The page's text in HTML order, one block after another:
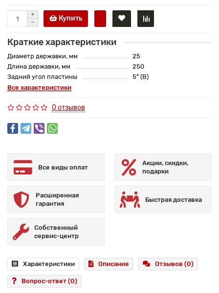
Купить
Краткие характеристики
Диаметр державки, мм
25
Длина державки, мм
250
Задний угол пластины
5° (B)
Все характеристики
0 отзывов
Все виды оплат
Акции, скидки,
подарки
Расширенная
гарантия
Быстрая доставка
Собственный
сервис-центр
Характеристики Описание Отзывов (0)
Вопрос-ответ (0)